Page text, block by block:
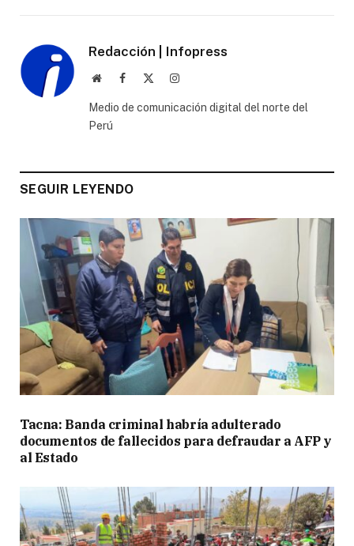
Redacción | Infopress
WebsiteFacebook Instagram
Medio de comunicación digital del norte del
Perú
SEGUIR LEYENDO
Tacna: Banda criminal habría adulterado
documentos de fallecidos para defraudar a AFP y
al Estado